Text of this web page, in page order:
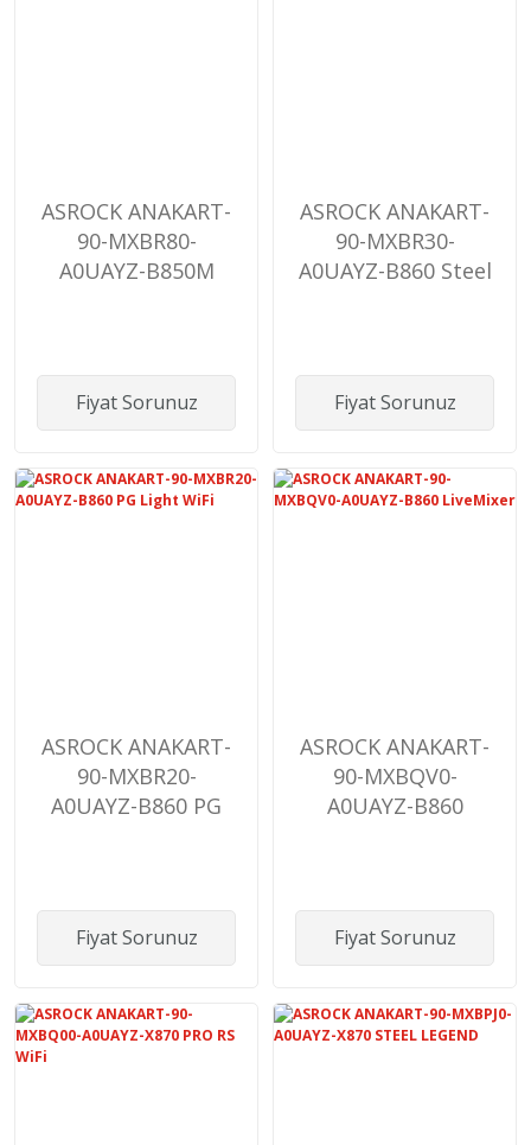
ASROCK ANAKART-
90-MXBR80-
A0UAYZ-B850M
Fiyat Sorunuz
ASROCK ANAKART-
90-MXBR30-
A0UAYZ-B860 Steel
Fiyat Sorunuz
ASROCK ANAKART-
90-MXBR20-
A0UAYZ-B860 PG
Fiyat Sorunuz
ASROCK ANAKART-
90-MXBQV0-
A0UAYZ-B860
Fiyat Sorunuz